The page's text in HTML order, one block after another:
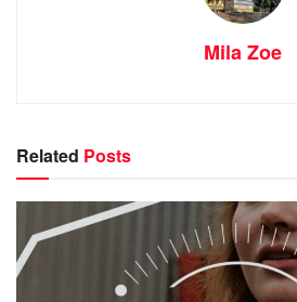
Mila Zoe
Related Posts